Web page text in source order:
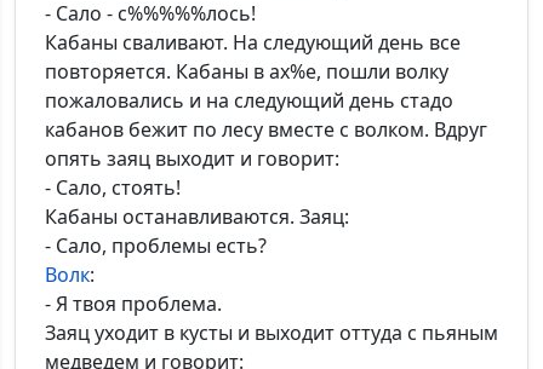
- Сало - с%%%%%лось!
Кабаны сваливают. На следующий день все
повторяется. Кабаны в ах%е, пошли волку
пожаловались и на следующий день стадо
кабанов бежит по лесу вместе с волком. Вдруг
опять заяц выходит и говорит:
- Сало, стоять!
Кабаны останавливаются. Заяц:
- Сало, проблемы есть?
Волк:
- Я твоя проблема.
Заяц уходит в кусты и выходит оттуда с пьяным
медведем и говорит: